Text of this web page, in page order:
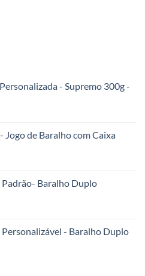
- Supremo 300g -
Jogo de Baralho com Caixa
Padrão- Baralho Duplo
Personalizável - Baralho Duplo